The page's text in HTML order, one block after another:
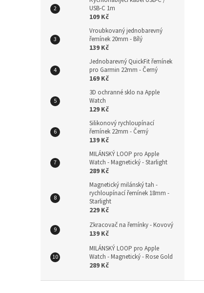
USB-C 1m
109 Kč
Vroubkovaný jednobarevný
řemínek 20mm - Bílý
139 Kč
Jednobarevný QuickFit řemínek
pro Garmin 22mm - Černý
169 Kč
3D ochranné sklo na Apple
Watch
129 Kč
Silikonový rychloupínací
řemínek 22mm - Černý
139 Kč
MILÁNSKÝ LOOP pro Apple
Watch - Magnetický - Starlight
289 Kč
Magnetický milánský tah -
rychloupínací řemínek 18mm -
Starlight
229 Kč
Zkracovač na řemínky - Kovový
139 Kč
MILÁNSKÝ LOOP pro Apple
Watch - Magnetický - Rose Gold
289 Kč